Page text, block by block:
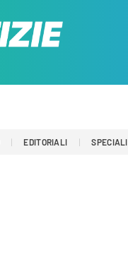
EDITORIALI SPECIALI